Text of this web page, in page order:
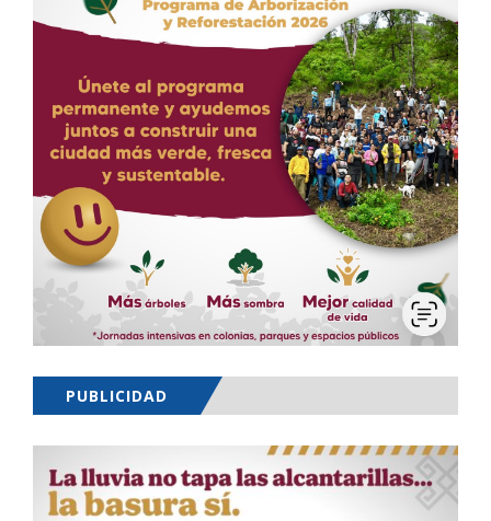
PUBLICIDAD